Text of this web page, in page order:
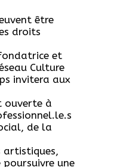
être
droits
et
Culture
invitera aux
ouverte à
de la
artistiques,
une